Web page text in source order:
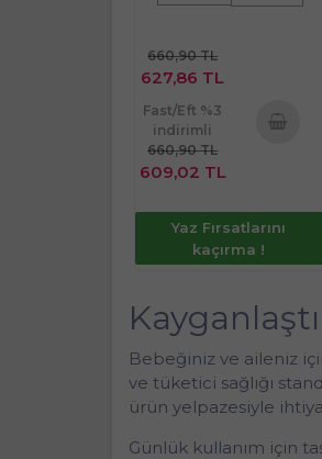
660,90 TL
627,86 TL
Fast/Eft %3
indirimli
660,90 TL
609,02 TL
Yaz Fırsatlarını
kaçırma !
Bebeğiniz ve aileniz
ve tüketici sağlığı
ürün yelpazesiyle
Günlük kullanım için